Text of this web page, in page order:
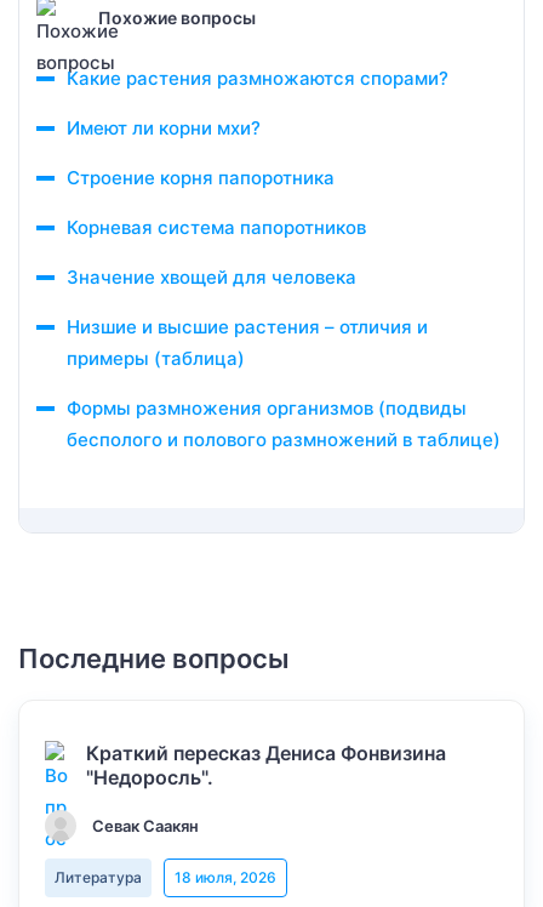
Похожие вопросы
Какие растения размножаются спорами?
Имеют ли корни мхи?
Строение корня папоротника
Корневая система папоротников
Значение хвощей для человека
Низшие и высшие растения – отличия и
примеры (таблица)
Формы размножения организмов (подвиды
бесполого и полового размножений в таблице)
Последние вопросы
Краткий пересказ Дениса Фонвизина
"Недоросль".
Севак Саакян
Литература 18 июля, 2026